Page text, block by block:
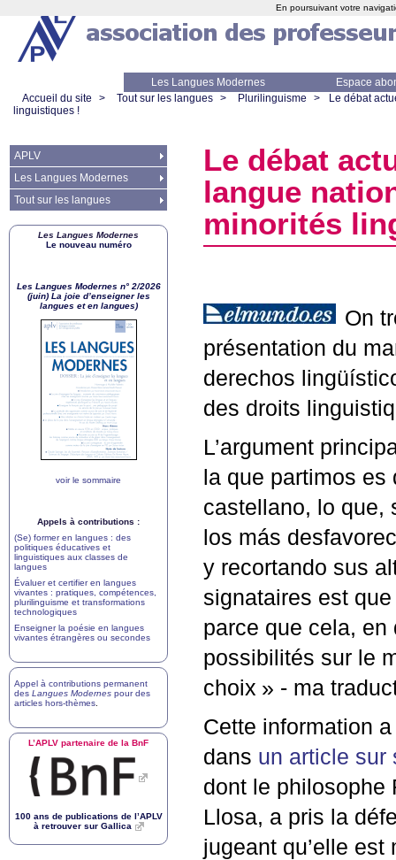
Les Langues Modernes
Espace
Accueil du site
> Tout sur les langues > Plurilinguisme >
Le débat
linguistiques !
Le débat
langue
minorités
On
présentation du
derechos
des droits
L’argument
la que partimos
castellano, lo que,
los más
y recortando sus
signataires est
parce que cela,
possibilités sur le
choix » - ma
Cette information
dans un article sur
dont le philosophe
Llosa, a pris la
jugeant qu’elle
APLV
Les Langues Modernes
Tout sur les langues
Les Langues Modernes
Le nouveau numéro
Les Langues Modernes n° 2/2026
(juin) La joie d’enseigner les
langues et en langues)
voir le sommaire
Appels à contributions :
(Se) former en langues : des
politiques éducatives et
linguistiques aux classes de
langues
Évaluer et certifier en langues
vivantes : pratiques, compétences,
plurilinguisme et transformations
technologiques
Enseigner la poésie en langues
vivantes étrangères ou secondes
Appel à contributions permanent
des Langues Modernes pour des
articles hors-thèmes
L’APLV partenaire de la BnF
100 ans de publications de l’APLV
à retrouver sur Gallica
En poursuivant votre